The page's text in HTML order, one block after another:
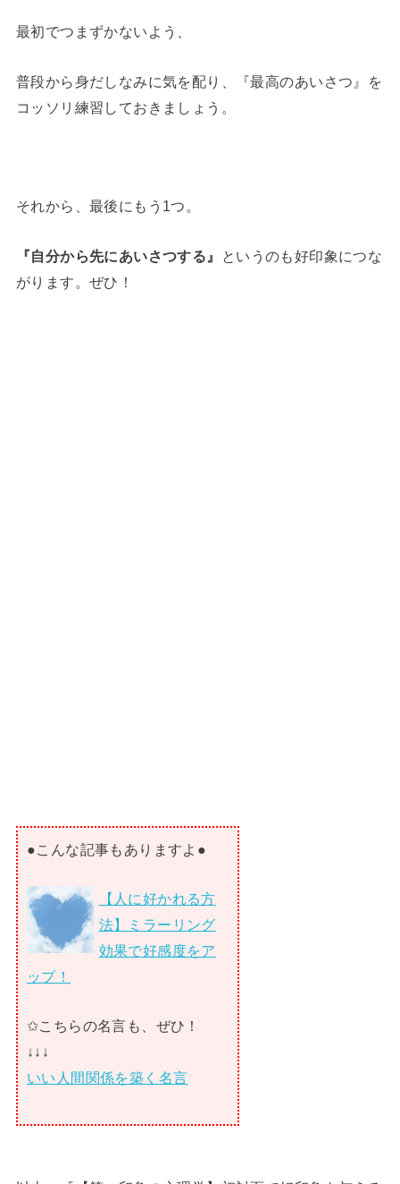
最初でつまずかないよう、
普段から身だしなみに気を配り、『最高のあいさつ』を
コッソリ練習しておきましょう。
それから、最後にもう1つ。
『自分から先にあいさつする』
というのも好印象につな
がります。ぜひ！
●こんな記事もありますよ●
【人に好かれる方
法】ミラーリング
効果で好感度をア
ップ！
✩こちらの名言も、ぜひ！
↓↓↓
いい人間関係を築く名言